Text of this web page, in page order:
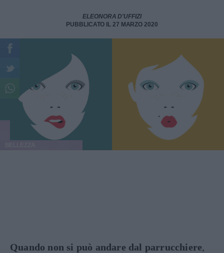
ELEONORA D'UFFIZI
PUBBLICATO IL 27 MARZO 2020
Quando non si può andare dal parrucchiere,